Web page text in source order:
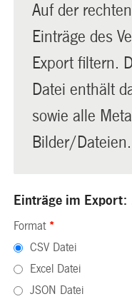
Auf der
Einträge des
Export filtern.
Datei enthält
sowie alle
Bilder/Dateien.
Einträge im Export:
Format *
CSV Datei
Excel Datei
JSON Datei